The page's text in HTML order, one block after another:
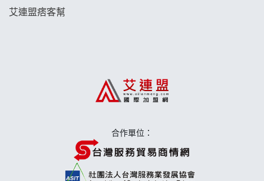
藍象廷泰式火鍋加盟說明會
手作功夫茶加盟說明會
艾連盟痞客幫
合作單位：